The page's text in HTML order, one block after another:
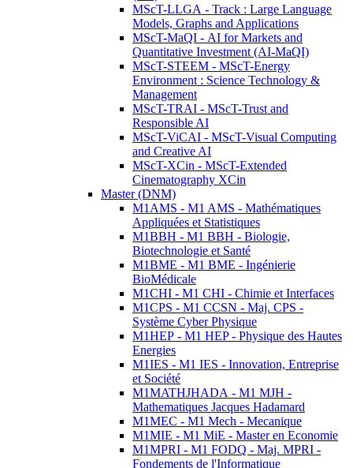
MScT-LLGA - Track : Large Language
Models, Graphs and Applications
MScT-MaQI - AI for Markets and
Quantitative Investment (AI-MaQI)
MScT-STEEM - MScT-Energy
Environment : Science Technology &
Management
MScT-TRAI - MScT-Trust and
Responsible AI
MScT-ViCAI - MScT-Visual Computing
and Creative AI
MScT-XCin - MScT-Extended
Cinematography XCin
Master (DNM)
M1AMS - M1 AMS - Mathématiques
Appliquées et Statistiques
M1BBH - M1 BBH - Biologie,
Biotechnologie et Santé
M1BME - M1 BME - Ingénierie
BioMédicale
M1CHI - M1 CHI - Chimie et Interfaces
M1CPS - M1 CCSN - Maj. CPS -
Système Cyber Physique
M1HEP - M1 HEP - Physique des Hautes
Energies
M1IES - M1 IES - Innovation, Entreprise
et Société
M1MATHJHADA - M1 MJH -
Mathematiques Jacques Hadamard
M1MEC - M1 Mech - Mecanique
M1MIE - M1 MiE - Master en Economie
M1MPRI - M1 FODQ - Maj. MPRI -
Fondements de l'Informatique